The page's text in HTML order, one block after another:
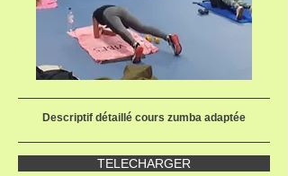
Descriptif détaillé cours zumba adaptée
TELECHARGER